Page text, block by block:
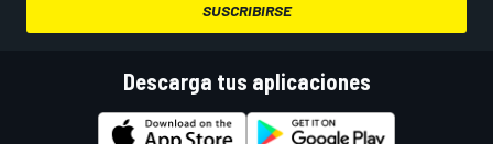
SUSCRIBIRSE
Descarga tus aplicaciones